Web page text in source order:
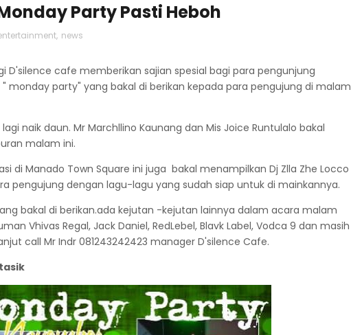
Monday Party Pasti Heboh
, news
D'silence cafe memberikan sajian spesial bagi para pengunjung
monday party" yang bakal di berikan kepada para pengujung di malam
naik daun. Mr Marchllino Kaunang dan Mis Joice Runtulalo bakal
malam ini.
di Manado Town Square ini juga bakal menampilkan Dj Zlla Zhe Locco
pengujung dengan lagu-lagu yang sudah siap untuk di mainkannya.
bakal di berikan.ada kejutan -kejutan lainnya dalam acara malam
Vhivas Regal, Jack Daniel, RedLebel, Blavk Label, Vodca 9 dan masih
call Mr Indr 081243242423 manager D'silence Cafe.